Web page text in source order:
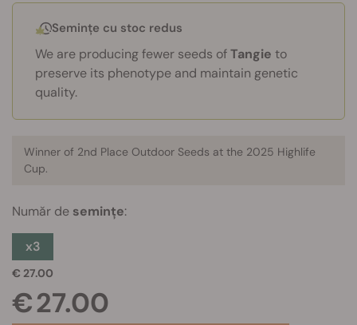
Semințe cu stoc redus
We are producing fewer seeds ofTangie to
preserve its phenotype and maintain genetic
quality.
Winner of 2nd Place Outdoor Seeds at the 2025 Highlife
Cup.
Număr de semințe:
x3
€ 27.00
€ 27.00